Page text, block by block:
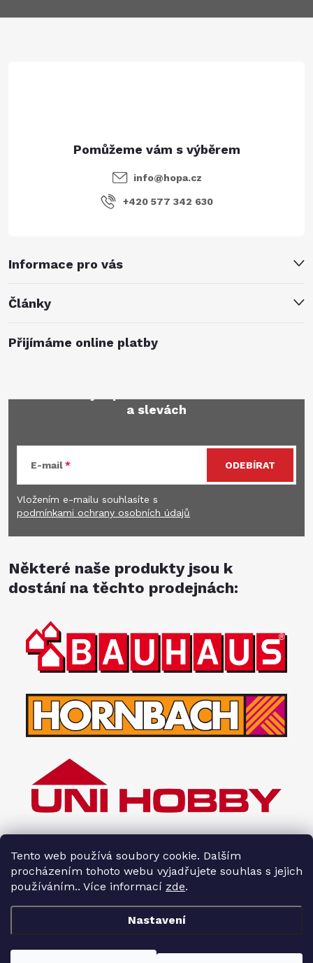
Tento web používá soubory cookie. Dalším
procházením tohoto webu vyjadřujete souhlas s jejich
používáním.. Více informací zde.
Nastavení
a
Informace pro vás
Články
info@hopa.cz
+420 577 342 630
Přijímáme online platby
a slevách
E-mail
Vložením e-mailu souhlasíte s
podmínkami ochrany osobních údajů
ODEBÍRAT
Některé naše produkty jsou k
dostání na těchto prodejnách:
Interiéry HOPA. Všechna práva vyhrazena.